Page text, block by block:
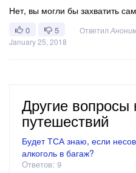
Нет, вы могли бы захватить
0 5 Ответил
January 25, 2018
Другие вопросы
путешествий
Будет ТСА знаю, если
алкоголь в багаж?
Ответов: 9